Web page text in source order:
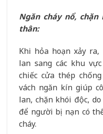
Ngăn cháy nổ,
thân:
Khi hỏa hoạn xảy
lan sang các khu
chiếc cửa thép
vách ngăn kín giúp
lan, chặn khói độc,
để người bị nạn có
cháy.